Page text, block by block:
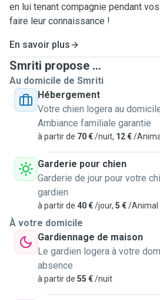
en lui tenant compagnie pendant
faire leur connaissance !
En savoir plus
Smriti propose ...
Au domicile de Smriti
Hébergement
Votre chien logera au
Ambiance familiale garantie
à partir de 70 €/nuit, 12 €/
Garderie pour chien
Garderie de jour pour votre
gardien
à partir de 40 €/jour, 5 €/Animal
À votre domicile
Gardiennage de maison
Le gardien logera à votre
absence
à partir de 55 €/nuit